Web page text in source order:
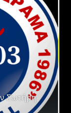
Σωτήρη